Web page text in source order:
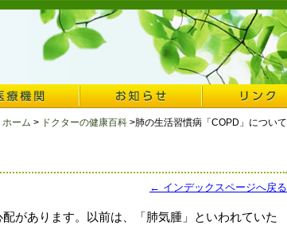
ホーム > ドクターの健康百科 >肺の生活習慣病「COPD」について
← インデックスページへ戻る
があります。以前は、「肺気腫」といわれていた